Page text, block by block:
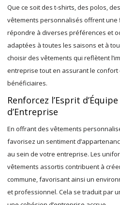
Que ce soit des t-shirts, des polos,
vêtements personnalisés offrent
répondre à diverses préférences et
adaptées à toutes les saisons et à
choisir des vêtements qui reflètent
entreprise tout en assurant le confort
bénéficiaires.
Renforcez l’Esprit
d’Entreprise
En offrant des vêtements
favorisez un sentiment
au sein de votre entreprise. Les
vêtements assortis contribuent à
commune, favorisant ainsi un
et professionnel. Cela se traduit par